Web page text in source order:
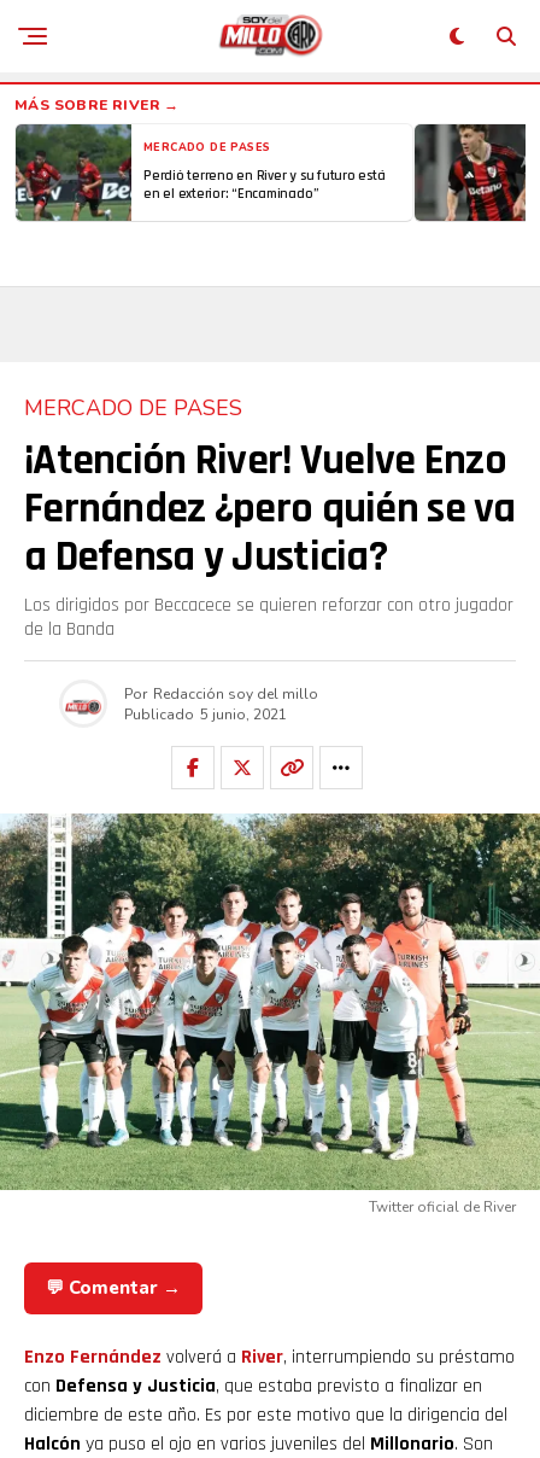
MERCADO DE PASES
Perdió terreno en River y su futuro está
en el exterior: “Encaminado”
MERCADO DE PASES
¡Atención River! Vuelve Enzo
Fernández ¿pero quién se va
a Defensa y Justicia?
Los dirigidos por Beccacece se quieren reforzar con otro jugador
de la Banda
Por Redacción soy del millo
Publicado 5 junio, 2021
Twitter oficial de River
💬 Comentar →
Enzo Fernández volverá a River, interrumpiendo su préstamo
con Defensa y Justicia, que estaba previsto a finalizar en
diciembre de este año. Es por este motivo que la dirigencia del
Halcón ya puso el ojo en varios juveniles del Millonario. Son